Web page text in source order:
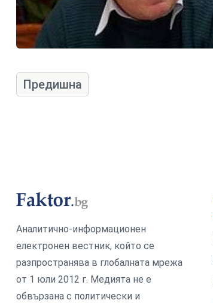
Предишна
Аналитично-информационен
електронен вестник, който се
разпространява в глобалната мрежа
от 1 юли 2012 г. Медията не е
обвързана с политически и